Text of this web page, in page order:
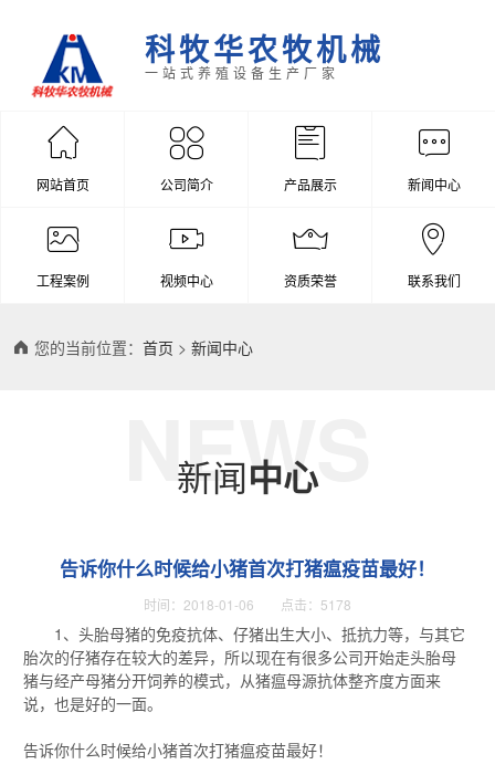
科牧华农牧机械
一站式养殖设备生产厂家
网站首页 公司简介 产品展示 新闻中心
工程案例 视频中心 资质荣誉 联系我们
您的当前位置：首页 >新闻中心
新闻中心
NEWS
告诉你什么时候给小猪首次打猪瘟疫苗最好！
时间：2018-01-06 点击：5178
1、头胎母猪的免疫抗体、仔猪出生大小、抵抗力等，与其它
胎次的仔猪存在较大的差异，所以现在有很多公司开始走头胎母
猪与经产母猪分开饲养的模式，从猪瘟母源抗体整齐度方面来
说，也是好的一面。
告诉你什么时候给小猪首次打猪瘟疫苗最好！